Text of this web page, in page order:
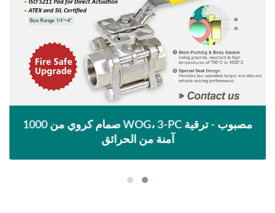
صمام كروي من 1000 WOG، 3-PC مصبوب - ترقية
آمنة من الحرائق